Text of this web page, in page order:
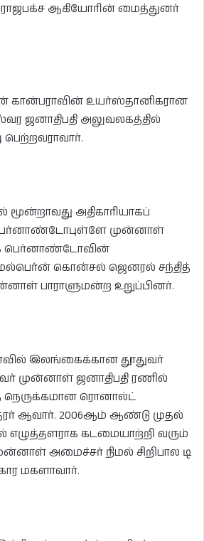
ஆகியோரின் மைத்துனர்
கான்பராவின் உயர்ஸ்தானிகரான
ஜனாதிபதி அலுவலகத்தில்
அதிகாரியாகப்
முன்னாள்
பெர்னாண்டோவின்
கொன்சல் ஜெனரல் சந்தித்
பாராளுமன்ற உறுப்பினர்.
இலங்கைக்கான தூதுவர்
முன்னாள் ஜனாதிபதி ரணில்
நெருக்கமான ரொனால்ட்
ஆவார். 2006ஆம் ஆண்டு முதல்
எழுத்தளராக கடமையாற்றி வரும்
அமைச்சர் நிமல் சிறிபால டி
மகளாவார்.